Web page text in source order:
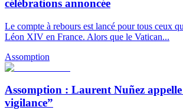
célébrations annoncée
Le compte à rebours est lancé pour tous ceux
Léon XIV en France. Alors que le Vatican...
Assomption
Assomption : Laurent Nuñez
vigilance”